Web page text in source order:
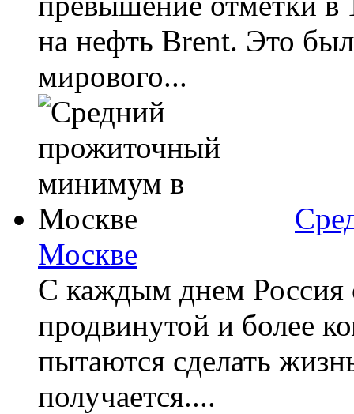
на нефть Brent. Это
мирового...
Москве
С каждым днем Россия
продвинутой и более
пытаются сделать
получается....